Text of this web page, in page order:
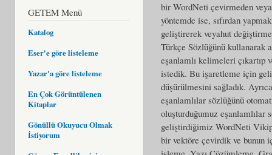
GETEM Menü
Katalog
Eser'e göre listeleme
Yazar'a göre listeleme
En Çok Görüntülenen
Kitaplar
Gönüllü Okuyucu Olmak
İstiyorum
bir WordNeti çevirmeden veya
yöntemde ise, sıfırdan
geliştirerek veyahut
Türkçe Sözlüğünü kullanarak
eşanlamlı kelimeleri çıkartıp
istedik. Bu işaretleme için
düşürülmesini sağladık.
eşanlamlılar sözlüğünü
oluşturduğumuz eşanlamlılar
geliştirdiğimiz WordNeti
bir vektöre çevirdik ve bunun